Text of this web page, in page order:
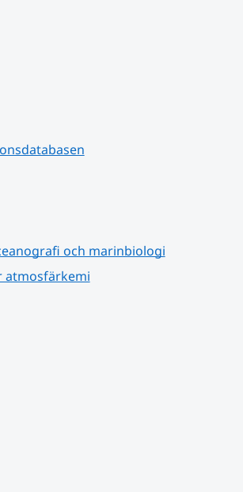
annan webbplats.
och marinbiologi
atmosfärkemi
webbplats.
annan webbplats.